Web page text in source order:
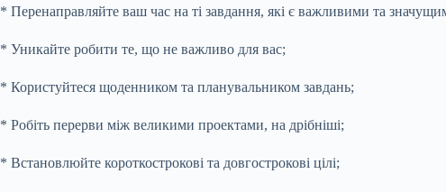
* Перенаправляйте ваш час на ті завдання, які є важливими та
* Уникайте робити те, що не важливо для вас;
* Користуйтеся щоденником та планувальником завдань;
* Робіть перерви між великими проектами, на дрібніші;
* Встановлюйте короткострокові та довгострокові цілі;